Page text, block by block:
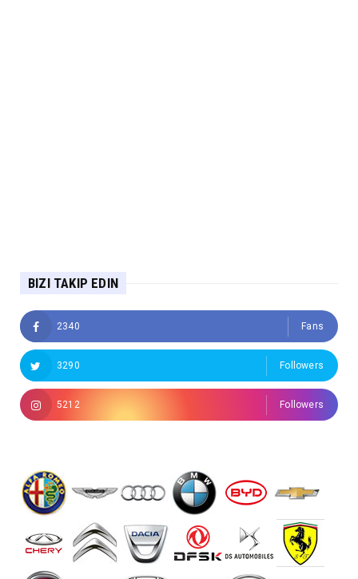
BIZI TAKIP EDIN
2340 Fans
3290 Followers
5212 Followers